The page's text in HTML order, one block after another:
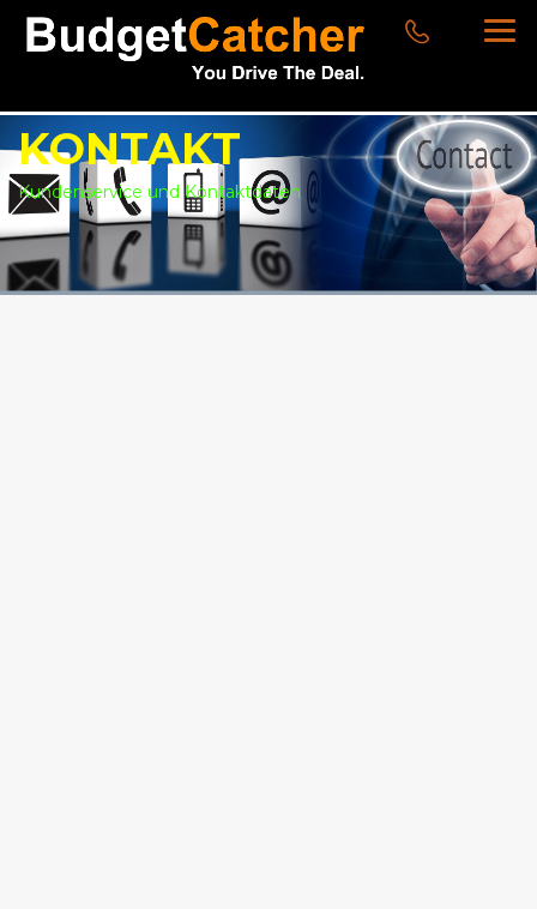
KONTAKT
Kundenservice und Kontaktdaten